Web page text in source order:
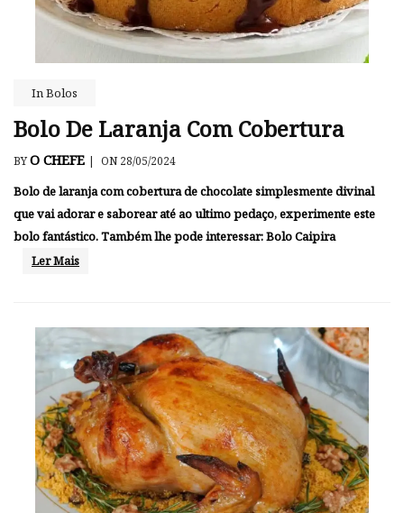
In Bolos
Bolo De Laranja Com Cobertura
BYO CHEFE | ON 28/05/2024
Bolo de laranja com cobertura de chocolate simplesmente divinal
que vai adorar e saborear até ao ultimo pedaço, experimente este
bolo fantástico. Também lhe pode interessar: Bolo Caipira
Ler Mais